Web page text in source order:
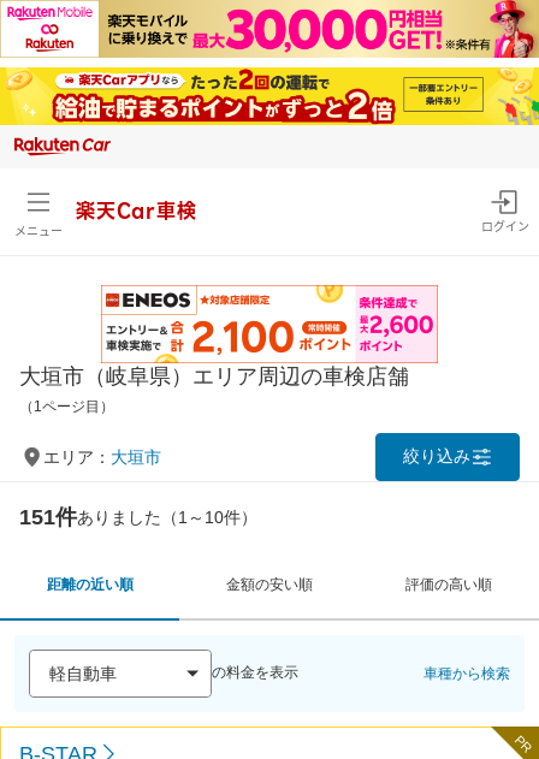
メニュー
楽天Car車検
ログイン
大垣市（岐阜県）エリア周辺の車検店舗
（1ページ目）
エリア： 大垣市 絞り込み
151件ありました（1～10件）
距離の近い順 金額の安い順 評価の高い順
の料金を表示 車種から検索
PR
B-STAR